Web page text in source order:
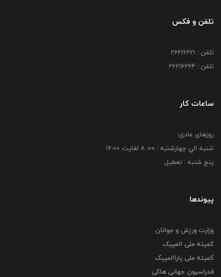
تلفن و فکس
تلفن : 26216221
تلفن : 26216264
ساعات کار
روزهای عادی:
شنبه الي چهارشنبه : 00: 8 لغايت 16:00
پنج شنبه : تعطیل
پیوندها
وزارت ورزش و جوانان
کمیته ملی المپیک
کمیته ملی پاراالمپیک
فدراسیون جهانی هاکی